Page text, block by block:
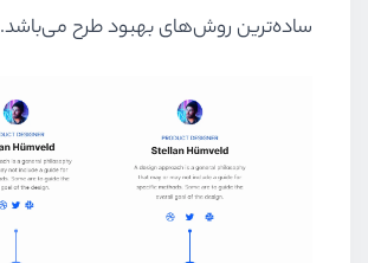
ساده‌ترین روش‌های بهبود طرح می‌باشد.